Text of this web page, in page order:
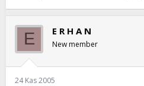
E E R H A N
New member
24 Kas 2005